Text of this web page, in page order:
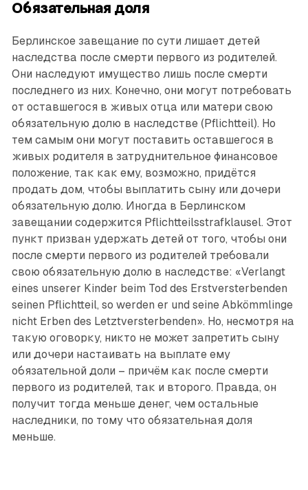
Обязательная доля
Берлинское завещание по сути лишает детей
наследства после смерти первого из родителей.
Они наследуют имущество лишь после смерти
последнего из них. Конечно, они могут потребовать
от оставшегося в живых отца или матери свою
обязательную долю в наследстве (Pflichtteil). Но
тем самым они могут поставить оставшегося в
живых родителя в затруднительное финансовое
положение, так как ему, возможно, придётся
продать дом, чтобы выплатить сыну или дочери
обязательную долю. Иногда в Берлинском
завещании содержится Pflichtteilsstrafklausel. Этот
пункт призван удержать детей от того, чтобы они
после смерти первого из родителей требовали
свою обязательную долю в наследстве: «Verlangt
eines unserer Kinder beim Tod des Erstversterbenden
seinen Pflichtteil, so werden er und seine Abkömmlinge
nicht Erben des Letztversterbenden». Но, несмотря на
такую оговорку, никто не может запретить сыну
или дочери настаивать на выплате ему
обязательной доли – причём как после смерти
первого из родителей, так и второго. Правда, он
получит тогда меньше денег, чем остальные
наследники, по тому что обязательная доля
меньше.